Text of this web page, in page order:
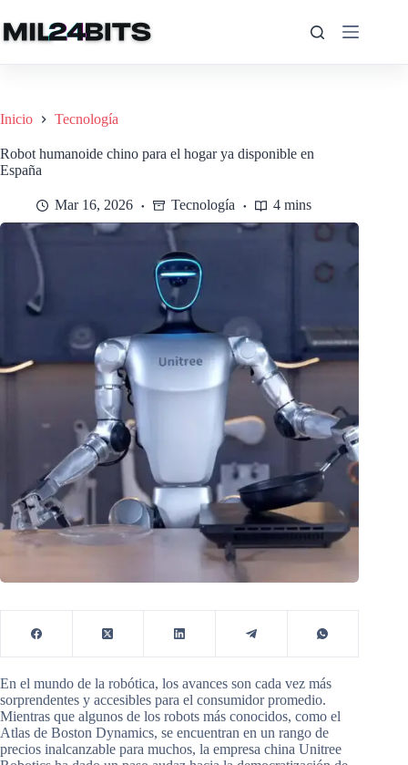
al
contenido
Inicio Tecnología
Robot humanoide chino para el hogar ya disponible en
España
Mar 16, 2026 Tecnología 4 mins
En el mundo de la robótica, los avances son cada vez más
sorprendentes y accesibles para el consumidor promedio.
Mientras que algunos de los robots más conocidos, como el
Atlas de Boston Dynamics, se encuentran en un rango de
precios inalcanzable para muchos, la empresa china Unitree